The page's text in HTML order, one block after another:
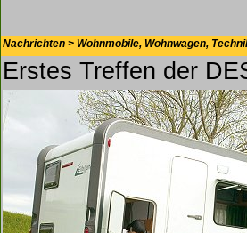
Nachrichten > Wohnmobile, Wohnwagen,
Erstes Treffen der